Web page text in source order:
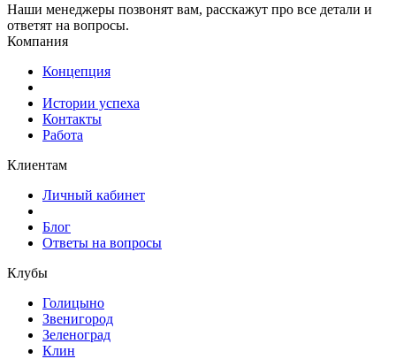
Наши менеджеры позвонят вам, расскажут про все детали и
ответят на вопросы.
Компания
Концепция
Истории успеха
Контакты
Работа
Клиентам
Личный кабинет
Блог
Ответы на вопросы
Клубы
Голицыно
Звенигород
Зеленоград
Клин